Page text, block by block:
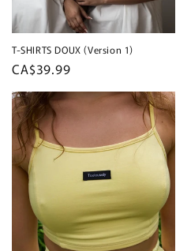
T-SHIRTS DOUX (Version 1)
Prix
habituel
CA$39.99